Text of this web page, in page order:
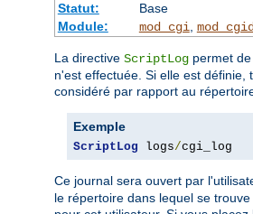
Statut:
Base
Module:
mod_cgi,
La directive ScriptLog permet
n'est effectuée. Si elle est
considéré par rapport au
Exemple
ScriptLog logs/cgi_log
Ce journal sera ouvert par
le répertoire dans lequel se